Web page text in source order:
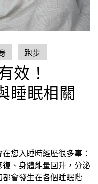
跑步
效！
睡眠相關
您入睡時經歷很多事：
、身體能量回升，分泌
會發生在各個睡眠階